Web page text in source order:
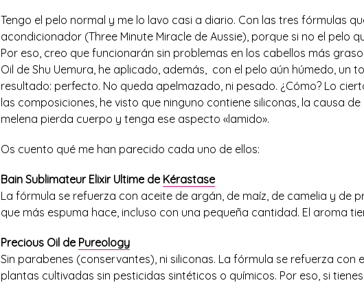
Tengo el pelo normal y me lo lavo casi a diario. Con las tres fórmulas
acondicionador (Three Minute Miracle de Aussie), porque si no el pelo
Por eso, creo que funcionarán sin problemas en los cabellos más
Oil de Shu Uemura, he aplicado, además, con el pelo aún húmedo, un
resultado: perfecto. No queda apelmazado, ni pesado. ¿Cómo? Lo
las composiciones, he visto que ninguno contiene siliconas, la causa
melena pierda cuerpo y tenga ese aspecto «lamido».
Os cuento qué me han parecido cada uno de ellos:
Bain Sublimateur Elixir Ultime de Kérastase
La fórmula se refuerza con aceite de argán, de maíz, de camelia y de
que más espuma hace, incluso con una pequeña cantidad. El aroma
Precious Oil de Pureology
Sin parabenes (conservantes), ni siliconas. La fórmula se refuerza
plantas cultivadas sin pesticidas sintéticos o químicos. Por eso, si